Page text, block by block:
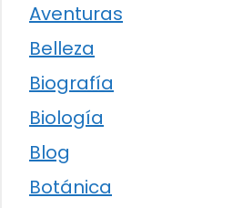
Aventuras
Belleza
Biografía
Biología
Blog
Botánica